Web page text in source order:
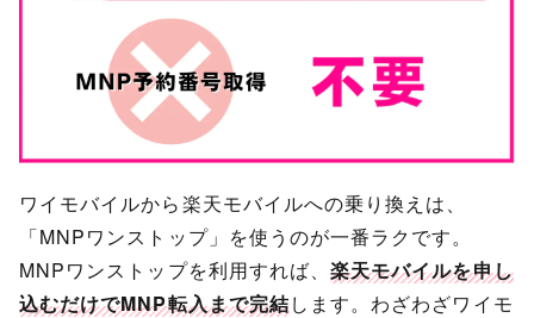
ワイモバイルから楽天モバイルへの乗り換えは、
「MNPワンストップ」を使うのが一番ラクです。
MNPワンストップを利用すれば、楽天モバイルを申し
込むだけでMNP転入まで完結します。わざわざワイモ